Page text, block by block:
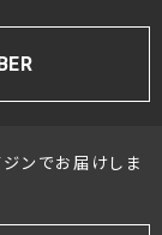
ンでお届けしま